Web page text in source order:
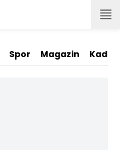
Spor Magazin Kadın